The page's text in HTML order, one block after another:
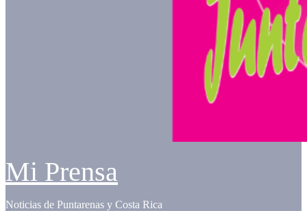
Mi Prensa
Noticias de Puntarenas y Costa Rica